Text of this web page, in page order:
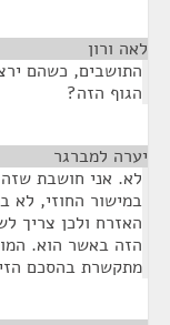
לאה ורון
התושבים, כשהם
הגוף הזה?
יערה למברגר
לא. אני חושבת
במישור החוזי, לא
האזרח ולכן צריך
הזה באשר הוא.
מתקשרת בהסכם